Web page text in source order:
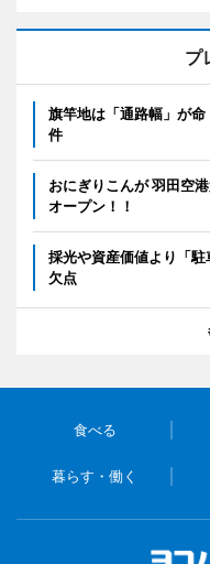
プ
旗竿地は「通路幅」が
件
おにぎりこんが 羽田空
オープン！！
採光や資産価値より「
欠点
食べる
暮らす・働く